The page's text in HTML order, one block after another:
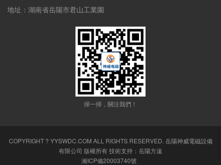
地址：湖南省岳陽市君山工業園
掃一掃，關注我們！
COPYRIGHT ? YYSWDC.COM ALL RIGHTS RESERVED. 岳陽神威電磁設備
有限公司 版權所有 技術支持： 岳陽方遠
湘ICP備20003740號